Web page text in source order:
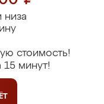
низа
стоимость!
15 минут!